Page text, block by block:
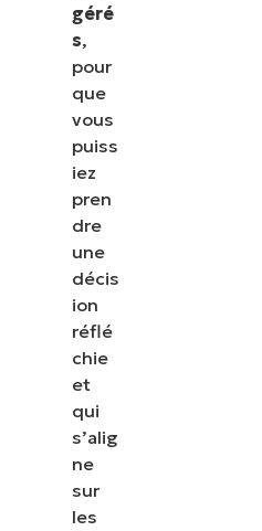
géré
s,
pour
que
vous
puiss
iez
pren
dre
une
décis
ion
réflé
chie
et
qui
s’alig
ne
sur
les